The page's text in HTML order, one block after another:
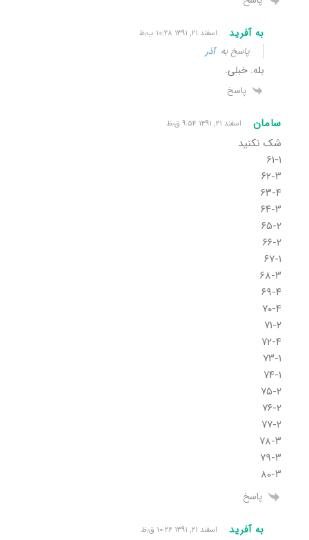
به آفرید اسفند ۲۱, ۱۳۹۱ ۱۰:۲۸ ب٫ظ
پاسخ بهآذر
بله. خبلی.
پاسخ
سامان اسفند ۲۱, ۱۳۹۱ ۹:۵۴ ق٫ظ
شک نکنید
۶۱-۱
۶۲-۳
۶۳-۴
۶۴-۳
۶۵-۲
۶۶-۲
۶۷-۱
۶۸-۳
۶۹-۴
۷۰-۴
۷۱-۲
۷۲-۴
۷۳-۱
۷۴-۱
۷۵-۲
۷۶-۲
۷۷-۲
۷۸-۳
۷۹-۳
۸۰-۳
پاسخ
به آفرید اسفند ۲۱, ۱۳۹۱ ۱۰:۲۶ ق٫ظ